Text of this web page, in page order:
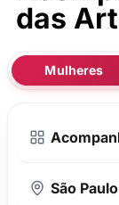
das
Mulheres